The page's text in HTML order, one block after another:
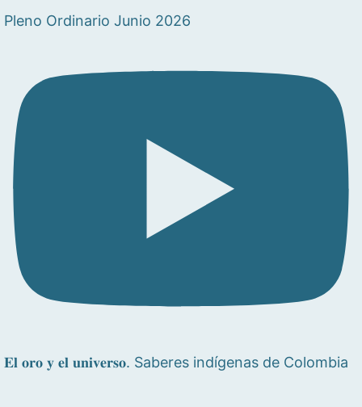
Pleno Ordinario Junio 2026
𝐄𝐥 𝐨𝐫𝐨 𝐲 𝐞𝐥 𝐮𝐧𝐢𝐯𝐞𝐫𝐬𝐨. Saberes indígenas de Colombia